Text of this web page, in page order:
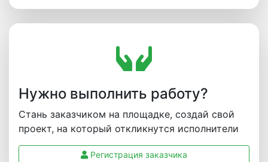
Нужно выполнить работу?
Стань заказчиком на площадке, создай свой
проект, на который откликнутся исполнители
Регистрация заказчика